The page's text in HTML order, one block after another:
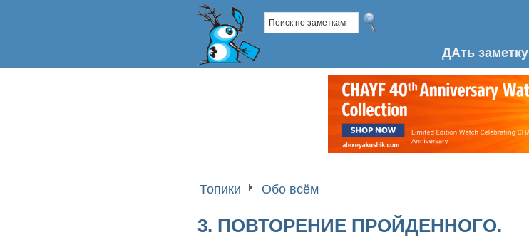
ДАть заметку
Топики Обо всём
3. ПОВТОРЕНИЕ ПРОЙДЕННОГО.